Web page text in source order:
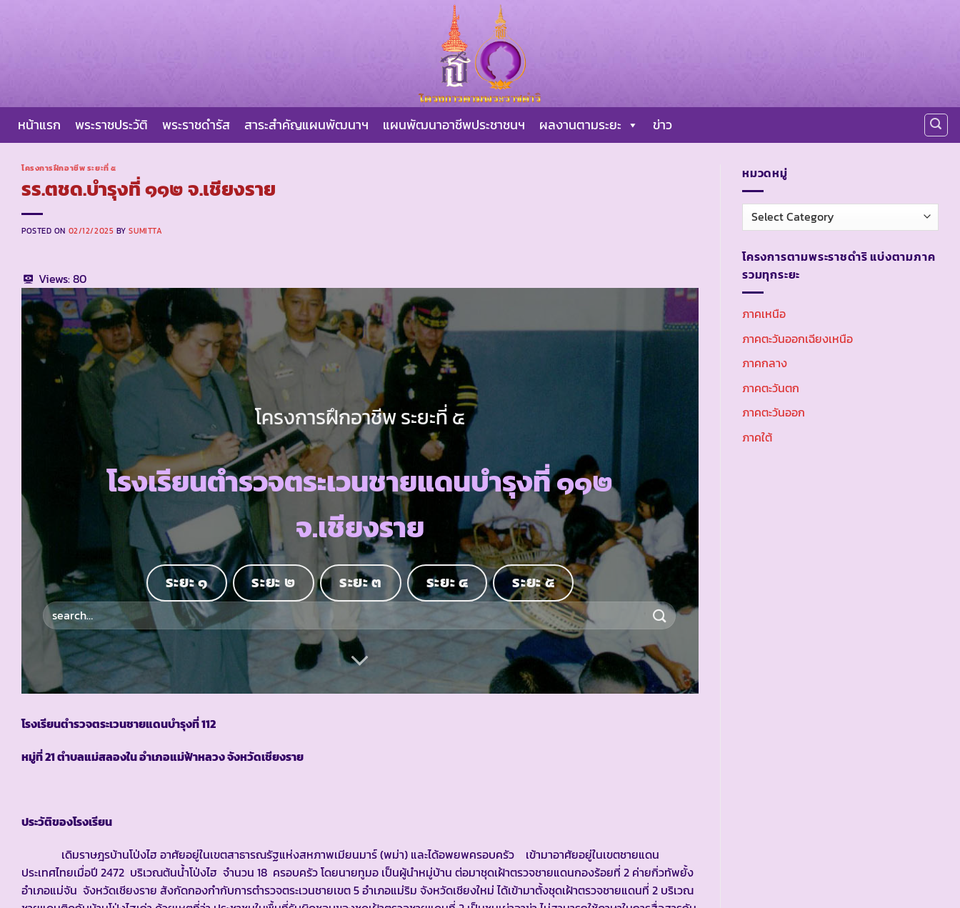
หน้าแรก พระราชประวัติ พระราชดำรัส สาระสำคัญแผนพัฒนาฯ แผนพัฒนาอาชีพประชาชนฯ ผลงานตามระยะ ข่าว
โครงการฝึกอาชีพ ระยะที่ ๕
รร.ตชด.บำรุงที่ ๑๑๒ จ.เชียงราย
POSTED ON 02/12/2025 BYSUMITTA
Views:80
โครงการฝึกอาชีพ ระยะที่ ๕
โรงเรียนตำรวจตระเวนชายแดนบำรุงที่ ๑๑๒
จ.เชียงราย
ระยะ ๑ ระยะ ๒ ระยะ ๓ ระยะ ๔ ระยะ ๕
โรงเรียนตำรวจตระเวนชายแดนบำรุงที่ 112
หมู่ที่ 21 ตำบลแม่สลองใน อำเภอแม่ฟ้าหลวง จังหวัดเชียงราย
ประวัติของโรงเรียน
เดิมราษฎรบ้านโป่งไฮ อาศัยอยู่ในเขตสาธารณรัฐแห่งสหภาพเมียนมาร์ (พม่า) และได้อพยพครอบครัว เข้ามาอาศัยอยู่ในเขตชายแดน
ประเทศไทยเมื่อปี 2472 บริเวณต้นน้ำโป่งไฮ จำนวน 18 ครอบครัว โดยนายทูมอ เป็นผู้นำหมู่บ้าน ต่อมาชุดเฝ้าตรวจชายแดนกองร้อยที่ 2 ค่ายกิ่วทัพยั้ง
อำเภอแม่จัน จังหวัดเชียงราย สังกัดกองกำกับการตำรวจตระเวนชายเขต 5 อำเภอแม่ริม จังหวัดเชียงใหม่ ได้เข้ามาตั้งชุดเฝ้าตรวจชายแดนที่ 2 บริเวณ
หมวดหมู่
หมวด
หมู่
โครงการตามพระราชดำริ แบ่งตามภาค
รวมทุกระยะ
ภาคเหนือ
ภาคตะวันออกเฉียงเหนือ
ภาคกลาง
ภาคตะวันตก
ภาคตะวันออก
ภาคใต้